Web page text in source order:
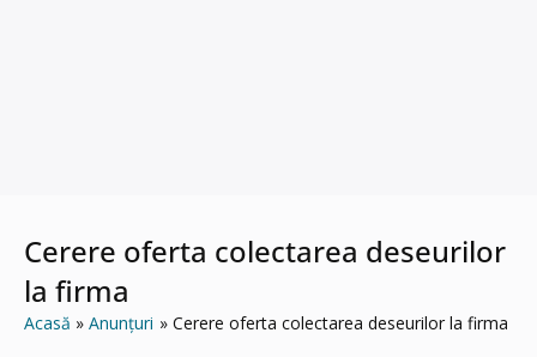
Cerere oferta colectarea deseurilor
la firma
Acasă Anunțuri Cerere oferta colectarea deseurilor la firma